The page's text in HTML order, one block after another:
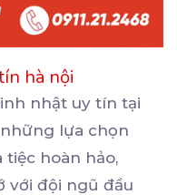
hà nội
nhật uy tín tại
lựa chọn
tiệc hoàn hảo,
với đội ngũ đầu